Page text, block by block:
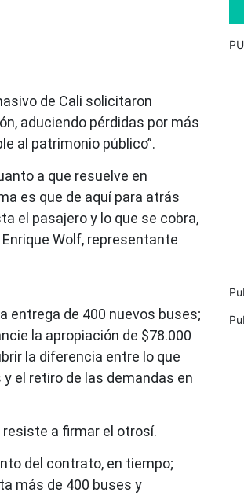
de Cali solicitaron
aduciendo pérdidas por más
al patrimonio público”.
a que resuelve en
es que de aquí para atrás
el pasajero y lo que se cobra,
Wolf, representante
entrega de 400 nuevos buses;
la apropiación de $78.000
la diferencia entre lo que
el retiro de las demandas en
a firmar el otrosí.
del contrato, en tiempo;
más de 400 buses y